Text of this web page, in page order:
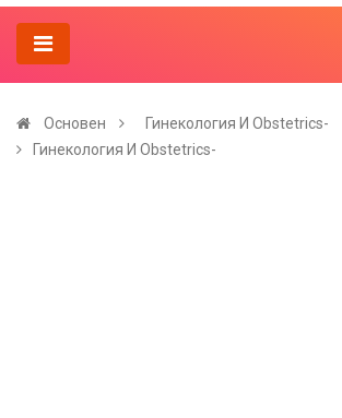
Основен
Гинекология И Obstetrics-
Гинекология И Obstetrics-